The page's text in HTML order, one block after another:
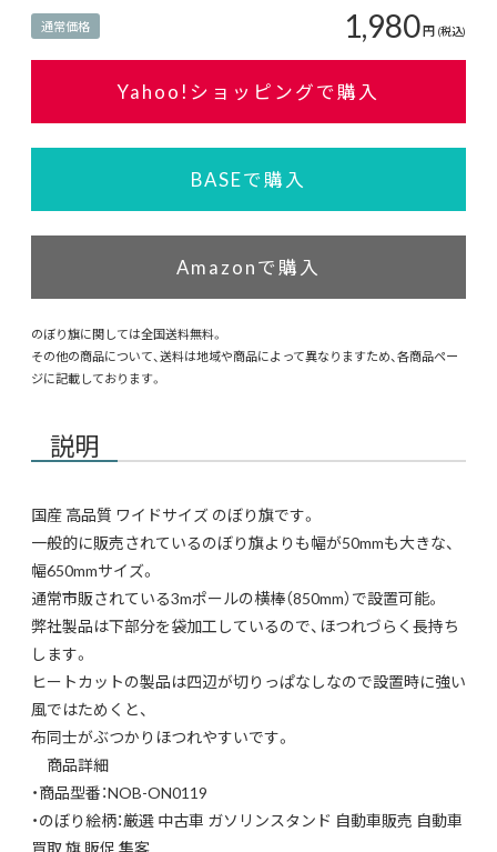
通常価格 1,980円 (税込)
Yahoo!ショッピングで購入
BASEで購入
Amazonで購入
のぼり旗に関しては全国送料無料。
その他の商品について、送料は地域や商品によって異なりますため、各商品ペー
ジに記載しております。
説明
国産 高品質 ワイドサイズ のぼり旗です。
一般的に販売されているのぼり旗よりも幅が50mmも大きな、
幅650mmサイズ。
通常市販されている3mポールの横棒（850mm）で設置可能。
弊社製品は下部分を袋加工しているので、ほつれづらく長持ち
します。
ヒートカットの製品は四辺が切りっぱなしなので設置時に強い
風ではためくと、
布同士がぶつかりほつれやすいです。
商品詳細
・商品型番：NOB-ON0119
・のぼり絵柄：厳選 中古車 ガソリンスタンド 自動車販売 自動車